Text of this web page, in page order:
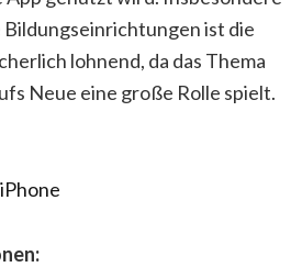
ist die
lohnend, da das Thema
Neue eine große Rolle spielt.